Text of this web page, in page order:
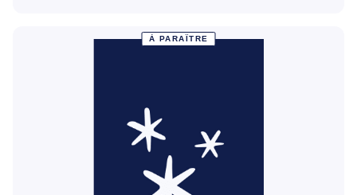
À PARAÎTRE